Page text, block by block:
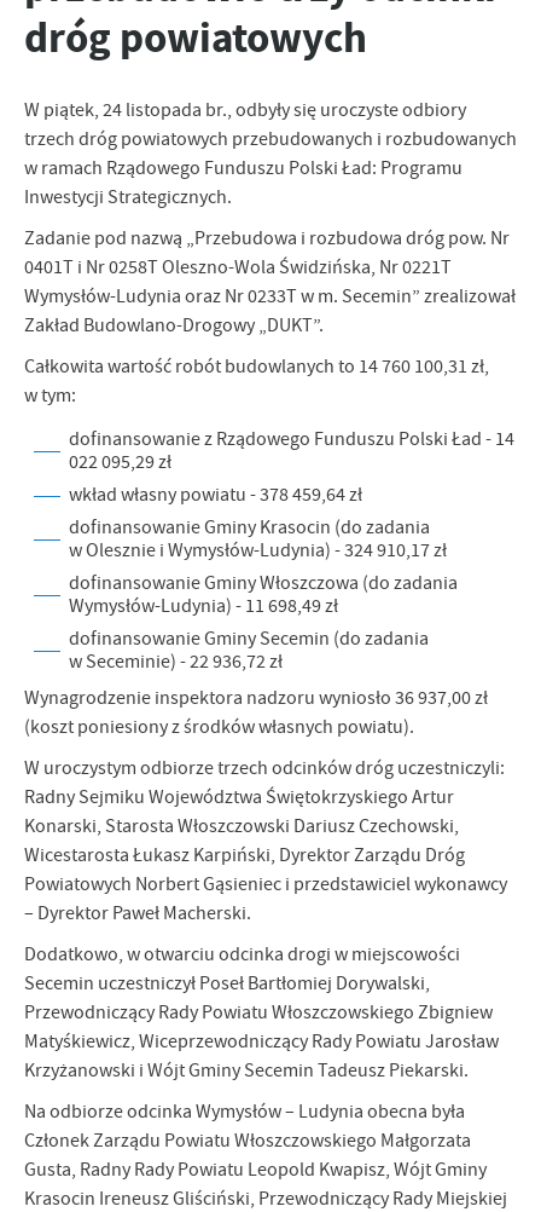
dróg powiatowych
W piątek, 24 listopada br., odbyły się uroczyste odbiory
trzech dróg powiatowych przebudowanych i rozbudowanych
w ramach Rządowego Funduszu Polski Ład: Programu
Inwestycji Strategicznych.
Zadanie pod nazwą „Przebudowa i rozbudowa dróg pow. Nr
0401T i Nr 0258T Oleszno-Wola Świdzińska, Nr 0221T
Wymysłów-Ludynia oraz Nr 0233T w m. Secemin” zrealizował
Zakład Budowlano-Drogowy „DUKT”.
Całkowita wartość robót budowlanych to 14 760 100,31 zł,
w tym:
dofinansowanie z Rządowego Funduszu Polski Ład - 14
022 095,29 zł
wkład własny powiatu - 378 459,64 zł
dofinansowanie Gminy Krasocin (do zadania
w Olesznie i Wymysłów-Ludynia) - 324 910,17 zł
dofinansowanie Gminy Włoszczowa (do zadania
Wymysłów-Ludynia) - 11 698,49 zł
dofinansowanie Gminy Secemin (do zadania
w Seceminie) - 22 936,72 zł
Wynagrodzenie inspektora nadzoru wyniosło 36 937,00 zł
(koszt poniesiony z środków własnych powiatu).
W uroczystym odbiorze trzech odcinków dróg uczestniczyli:
Radny Sejmiku Województwa Świętokrzyskiego Artur
Konarski, Starosta Włoszczowski Dariusz Czechowski,
Wicestarosta Łukasz Karpiński, Dyrektor Zarządu Dróg
Powiatowych Norbert Gąsieniec i przedstawiciel wykonawcy
– Dyrektor Paweł Macherski.
Dodatkowo, w otwarciu odcinka drogi w miejscowości
Secemin uczestniczył Poseł Bartłomiej Dorywalski,
Przewodniczący Rady Powiatu Włoszczowskiego Zbigniew
Matyśkiewicz, Wiceprzewodniczący Rady Powiatu Jarosław
Krzyżanowski i Wójt Gminy Secemin Tadeusz Piekarski.
Na odbiorze odcinka Wymysłów – Ludynia obecna była
Członek Zarządu Powiatu Włoszczowskiego Małgorzata
Gusta, Radny Rady Powiatu Leopold Kwapisz, Wójt Gminy
Krasocin Ireneusz Gliściński, Przewodniczący Rady Miejskiej
Zapoznaj się z POLITYKĄ PRYWATNOŚCI I PLIKÓW COOKIES
Tego typu pliki cookies umożliwiają stronie internetowej
zapamiętanie wprowadzonych przez Ciebie ustawień oraz
personalizację określonych funkcjonalności czy prezentowanych
Dzięki tym plikom cookies możemy zapewnić Ci większy komfort
korzystania z funkcjonalności naszej strony poprzez dopasowanie
jej do Twoich indywidualnych preferencji. Wyrażenie zgody na
funkcjonalne i personalizacyjne pliki cookies gwarantuje
Więcej
Analityczne
Analityczne pliki cookies pomagają nam rozwijać się i
dostosowywać do Twoich potrzeb.
Cookies analityczne pozwalają na uzyskanie informacji w zakresie
wykorzystywania witryny internetowej, miejsca oraz częstotliwości,
ocenę naszych serwisów internetowych pod względem ich
popularności wśród użytkowników. Zgromadzone informacje są
analityczne pliki cookies gwarantuje dostępność wszystkich
funkcjonalności.
Więcej
Reklamowe
informacje i aktualności na stronach naszych partnerów.
Promocyjne pliki cookies służą do prezentowania Ci naszych
komunikatów na podstawie analizy Twoich upodobań oraz Twoich
zwyczajów dotyczących przeglądanej witryny internetowej. Treści
promocyjne mogą pojawić się na stronach podmiotów trzecich lub
firm będących naszymi partnerami oraz innych dostawców usług.
Firmy te działają w charakterze pośredników prezentujących nasze
treści w postaci wiadomości, ofert, komunikatów mediów
społecznościowych.
Więcej